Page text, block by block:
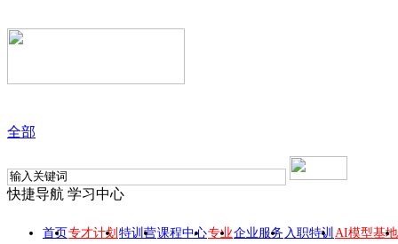
全部
快捷导航 学习中心
首页专才计划 特训营课程中心专业企业服务 入职特训 AI模型基地